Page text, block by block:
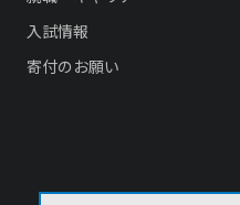
入試情報
寄付のお願い